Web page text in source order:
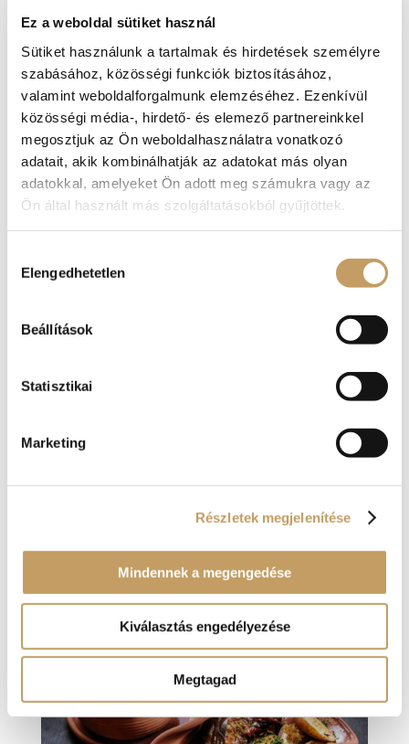
Ez a weboldal sütiket használ
Sütiket használunk a tartalmak és hirdetések személyre
szabásához, közösségi funkciók biztosításához,
valamint weboldalforgalmunk elemzéséhez. Ezenkívül
közösségi média-, hirdető- és elemező partnereinkkel
megosztjuk az Ön weboldalhasználatra vonatkozó
adatait, akik kombinálhatják az adatokat más olyan
adatokkal, amelyeket Ön adott meg számukra vagy az
Ön által használt más szolgáltatásokból gyűjtöttek.
kiválasztása
Elengedhetetlen
Beállítások
Statisztikai
Marketing
Részletek megjelenítése
Mindennek a megengedése
Kiválasztás engedélyezése
Megtagad
év eleji brownie különlegességünk! Érdemes
azaz február 10-ig szerepel étlapunkon… A
Renaissance Étterem étlapján gyakran találni
állandó repertoárunk mellett séfünk...
Ősz. A krémlevesek évszaka..
Egy hűvösebbre forduló, de nagyon kellemes
ínycsiklandó és minden hangulatában